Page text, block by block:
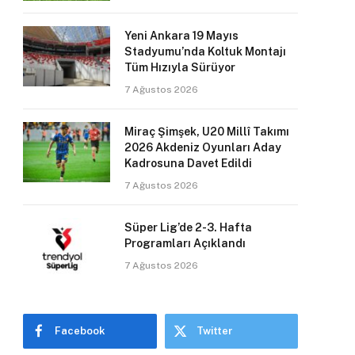
Yeni Ankara 19 Mayıs
Stadyumu’nda Koltuk Montajı
Tüm Hızıyla Sürüyor
7 Ağustos 2026
Miraç Şimşek, U20 Millî Takımı
2026 Akdeniz Oyunları Aday
Kadrosuna Davet Edildi
7 Ağustos 2026
Süper Lig’de 2-3. Hafta
Programları Açıklandı
7 Ağustos 2026
Facebook Twitter